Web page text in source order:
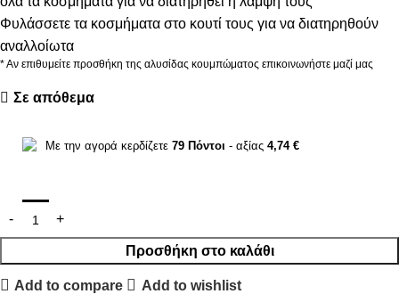
Φυλάσσετε τα κοσμήματα στο κουτί τους για να διατηρηθούν
αναλλοίωτα
* Αν επιθυμείτε προσθήκη της αλυσίδας κουμπώματος επικοινωνήστε μαζί μας
Σε απόθεμα
Με την αγορά κερδίζετε 79 Πόντοι - αξίας 4,74 €
Προσθήκη στο καλάθι
Add to compare Add to wishlist